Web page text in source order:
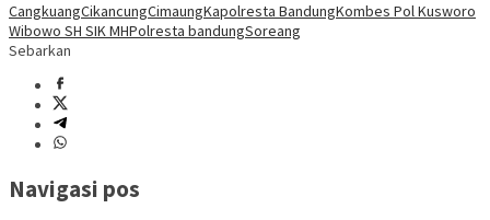
CangkuangCikancungCimaungKapolresta BandungKombes Pol Kusworo
Wibowo SH SIK MHPolresta bandungSoreang
Sebarkan
Navigasi pos